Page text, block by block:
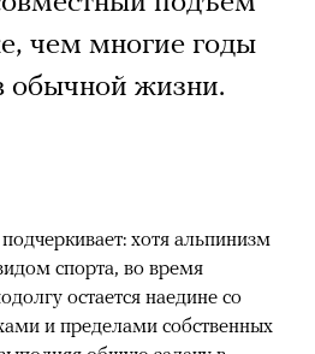
чем многие годы
обычной жизни.
хотя альпинизм
спорта, во время
остается наедине со
и пределами собственных